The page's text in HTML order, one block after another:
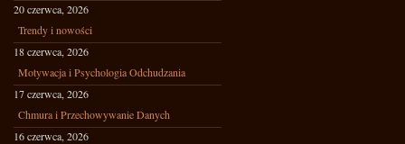
20 czerwca, 2026
Trendy i nowości
18 czerwca, 2026
Motywacja i Psychologia Odchudzania
17 czerwca, 2026
Chmura i Przechowywanie Danych
16 czerwca, 2026